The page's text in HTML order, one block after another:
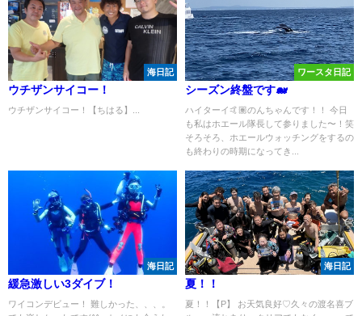
海日記
ウチザンサイコー！
ウチザンサイコー！【ちはる】...
ワースタ日記
シーズン終盤です🐋
ハイターイ🤙🏽のんちゃんです！！ 今日
も私はホエール隊長して参りました〜！笑
そろそろ、ホエールウォッチングをするの
も終わりの時期になってき...
海日記
緩急激しい3ダイブ！
ワイコンデビュー！ 難しかった、、、。
海日記
夏！！
夏！！【P】 お天気良好♡久々の渡名喜ブ